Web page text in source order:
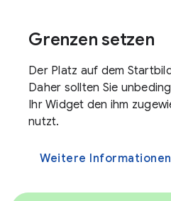
Grenzen setzen
Der Platz auf dem
Daher sollten Sie
Ihr Widget den ihm
nutzt.
Weitere Informationen